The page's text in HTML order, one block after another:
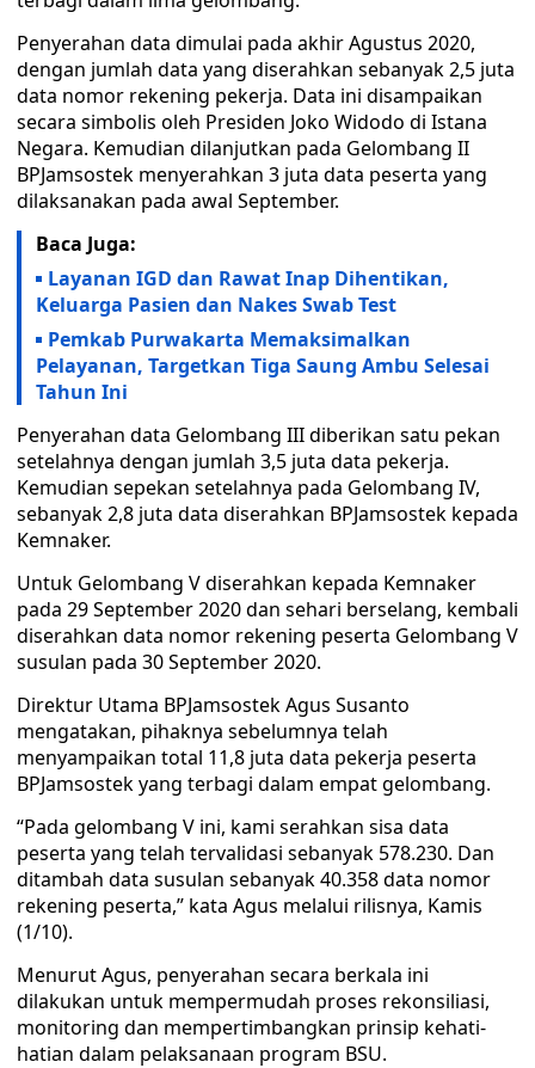
Penyerahan data dimulai pada akhir Agustus 2020,
dengan jumlah data yang diserahkan sebanyak 2,5 juta
data nomor rekening pekerja. Data ini disampaikan
secara simbolis oleh Presiden Joko Widodo di Istana
Negara. Kemudian dilanjutkan pada Gelombang II
BPJamsostek menyerahkan 3 juta data peserta yang
dilaksanakan pada awal September.
Baca Juga:
Layanan IGD dan Rawat Inap Dihentikan,
Keluarga Pasien dan Nakes Swab Test
Pemkab Purwakarta Memaksimalkan
Pelayanan, Targetkan Tiga Saung Ambu Selesai
Tahun Ini
Penyerahan data Gelombang III diberikan satu pekan
setelahnya dengan jumlah 3,5 juta data pekerja.
Kemudian sepekan setelahnya pada Gelombang IV,
sebanyak 2,8 juta data diserahkan BPJamsostek kepada
Kemnaker.
Untuk Gelombang V diserahkan kepada Kemnaker
pada 29 September 2020 dan sehari berselang, kembali
diserahkan data nomor rekening peserta Gelombang V
susulan pada 30 September 2020.
Direktur Utama BPJamsostek Agus Susanto
mengatakan, pihaknya sebelumnya telah
menyampaikan total 11,8 juta data pekerja peserta
BPJamsostek yang terbagi dalam empat gelombang.
“Pada gelombang V ini, kami serahkan sisa data
peserta yang telah tervalidasi sebanyak 578.230. Dan
ditambah data susulan sebanyak 40.358 data nomor
rekening peserta,” kata Agus melalui rilisnya, Kamis
(1/10).
Menurut Agus, penyerahan secara berkala ini
dilakukan untuk mempermudah proses rekonsiliasi,
monitoring dan mempertimbangkan prinsip kehati-
hatian dalam pelaksanaan program BSU.